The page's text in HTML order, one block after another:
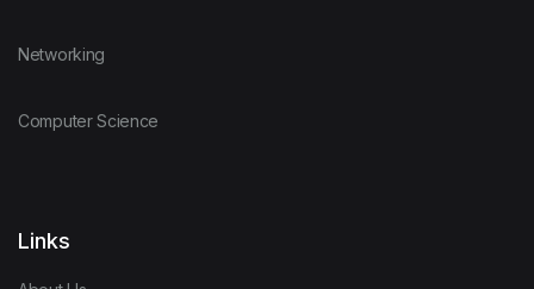
Networking
Computer Science
Links